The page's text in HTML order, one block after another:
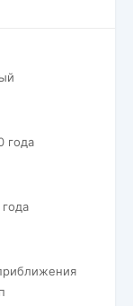
года